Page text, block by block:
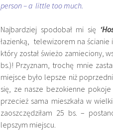
person – a little too much.
Najbardziej spodobał mi się
łazienką, telewizorem na ścianie
który został świeżo zamieciony,
bs.)! Przyznam, trochę mnie
miejsce było lepsze niż
się, ze nasze bezokienne
przecież sama mieszkała w
zaoszczędziłam 25 bs. –
lepszym miejscu.